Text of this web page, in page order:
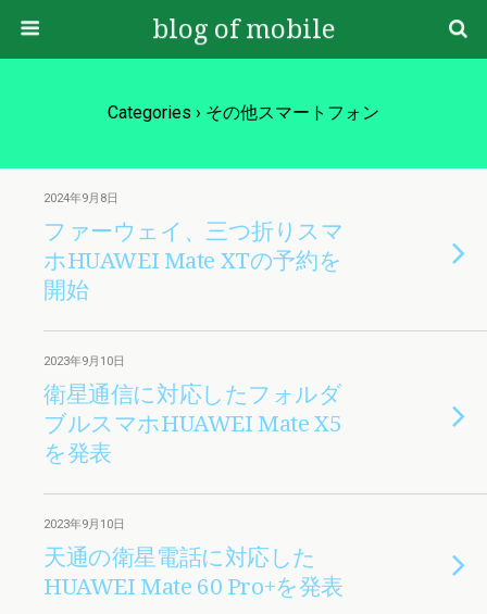
blog of mobile
Categories › その他スマートフォン
2024年9月8日
ファーウェイ、三つ折りスマ
ホHUAWEI Mate XTの予約を
開始
2023年9月10日
衛星通信に対応したフォルダ
ブルスマホHUAWEI Mate X5
を発表
2023年9月10日
天通の衛星電話に対応した
HUAWEI Mate 60 Pro+を発表